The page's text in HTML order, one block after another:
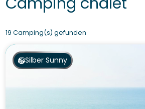
19 Camping(s) gefunden
Silber Sunny